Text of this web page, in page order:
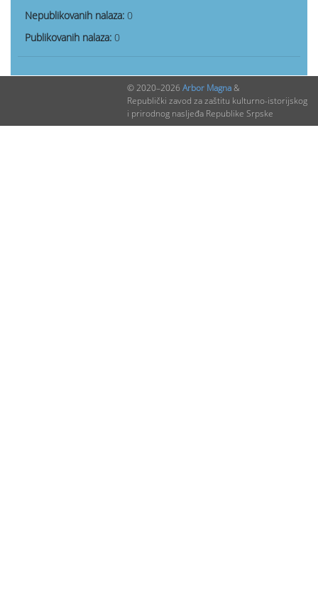
Nepublikovanih nalaza: 0
Publikovanih nalaza: 0
© 2020–2026 Arbor Magna&
Republički zavod za zaštitu kulturno-istorijskog
i prirodnog nasljeđa Republike Srpske